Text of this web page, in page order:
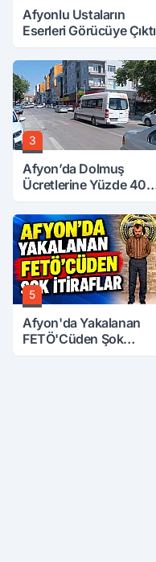
Afyonlu Ustaların
Eserleri Görücüye Çıktı
3
Afyon’da Dolmuş
Ücretlerine Yüzde 40
5
Afyon'da Yakalanan
FETÖ'Cüden Şok